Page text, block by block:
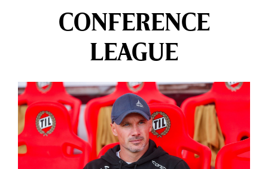
CONFERENCE
LEAGUE